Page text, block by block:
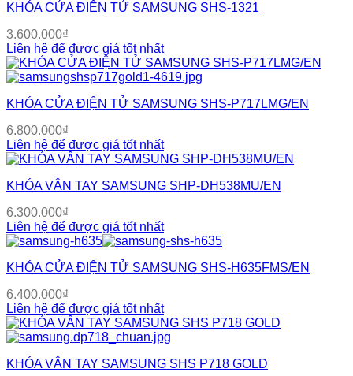
KHÓA CỬA ĐIỆN TỬ SAMSUNG SHS-1321
3.600.000₫
Liên hệ để được giá tốt nhất
KHÓA CỬA ĐIỆN TỬ SAMSUNG SHS-P717LMG/EN
6.800.000₫
Liên hệ để được giá tốt nhất
KHÓA VÂN TAY SAMSUNG SHP-DH538MU/EN
6.300.000₫
Liên hệ để được giá tốt nhất
KHÓA CỬA ĐIỆN TỬ SAMSUNG SHS-H635FMS/EN
6.400.000₫
Liên hệ để được giá tốt nhất
KHÓA VÂN TAY SAMSUNG SHS P718 GOLD